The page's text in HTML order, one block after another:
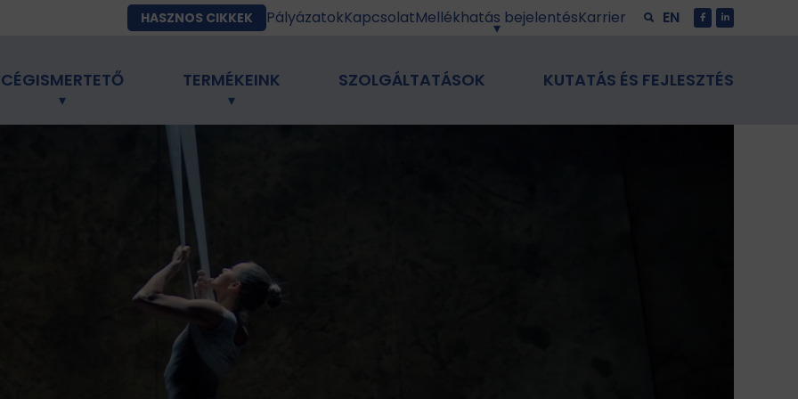
HASZNOS CIKKEK PályázatokKapcsolatMellékhatás bejelentésKarrier EN
CÉGISMERTETŐ TERMÉKEINK SZOLGÁLTATÁSOK KUTATÁS ÉS FEJLESZTÉS